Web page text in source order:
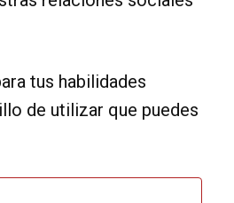
tus habilidades
de utilizar que puedes